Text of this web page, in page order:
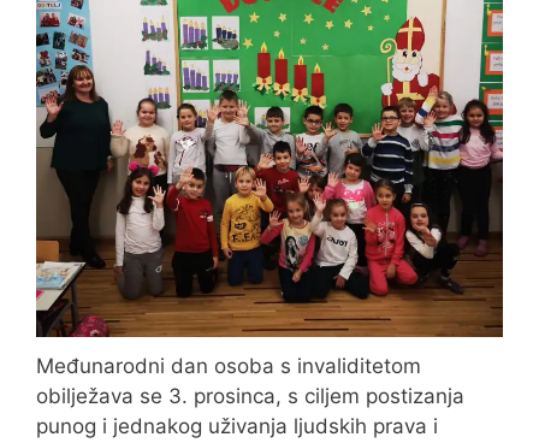
Međunarodni dan osoba s invaliditetom
obilježava se 3. prosinca, s ciljem postizanja
punog i jednakog uživanja ljudskih prava i